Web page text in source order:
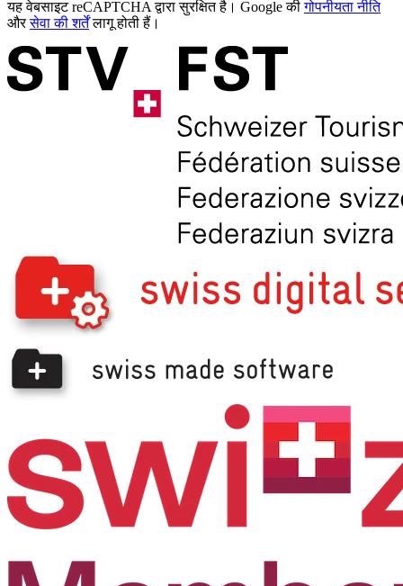
यह वेबसाइट reCAPTCHA द्वारा सुरक्षित है। Google कीगोपनीयता नीति
औरसेवा की शर्तेंलागू होती हैं।